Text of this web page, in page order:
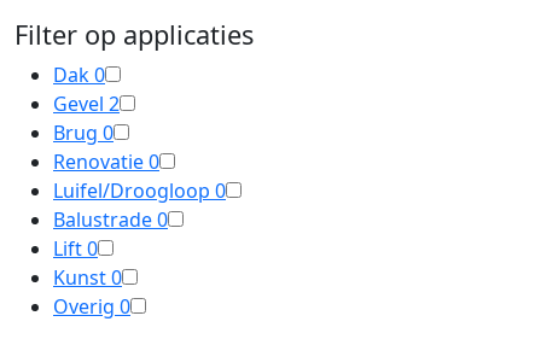
Filter op applicaties
Dak0
Gevel 2
Brug 0
Renovatie0
Luifel/Droogloop 0
Balustrade0
Lift0
Kunst0
Overig 0